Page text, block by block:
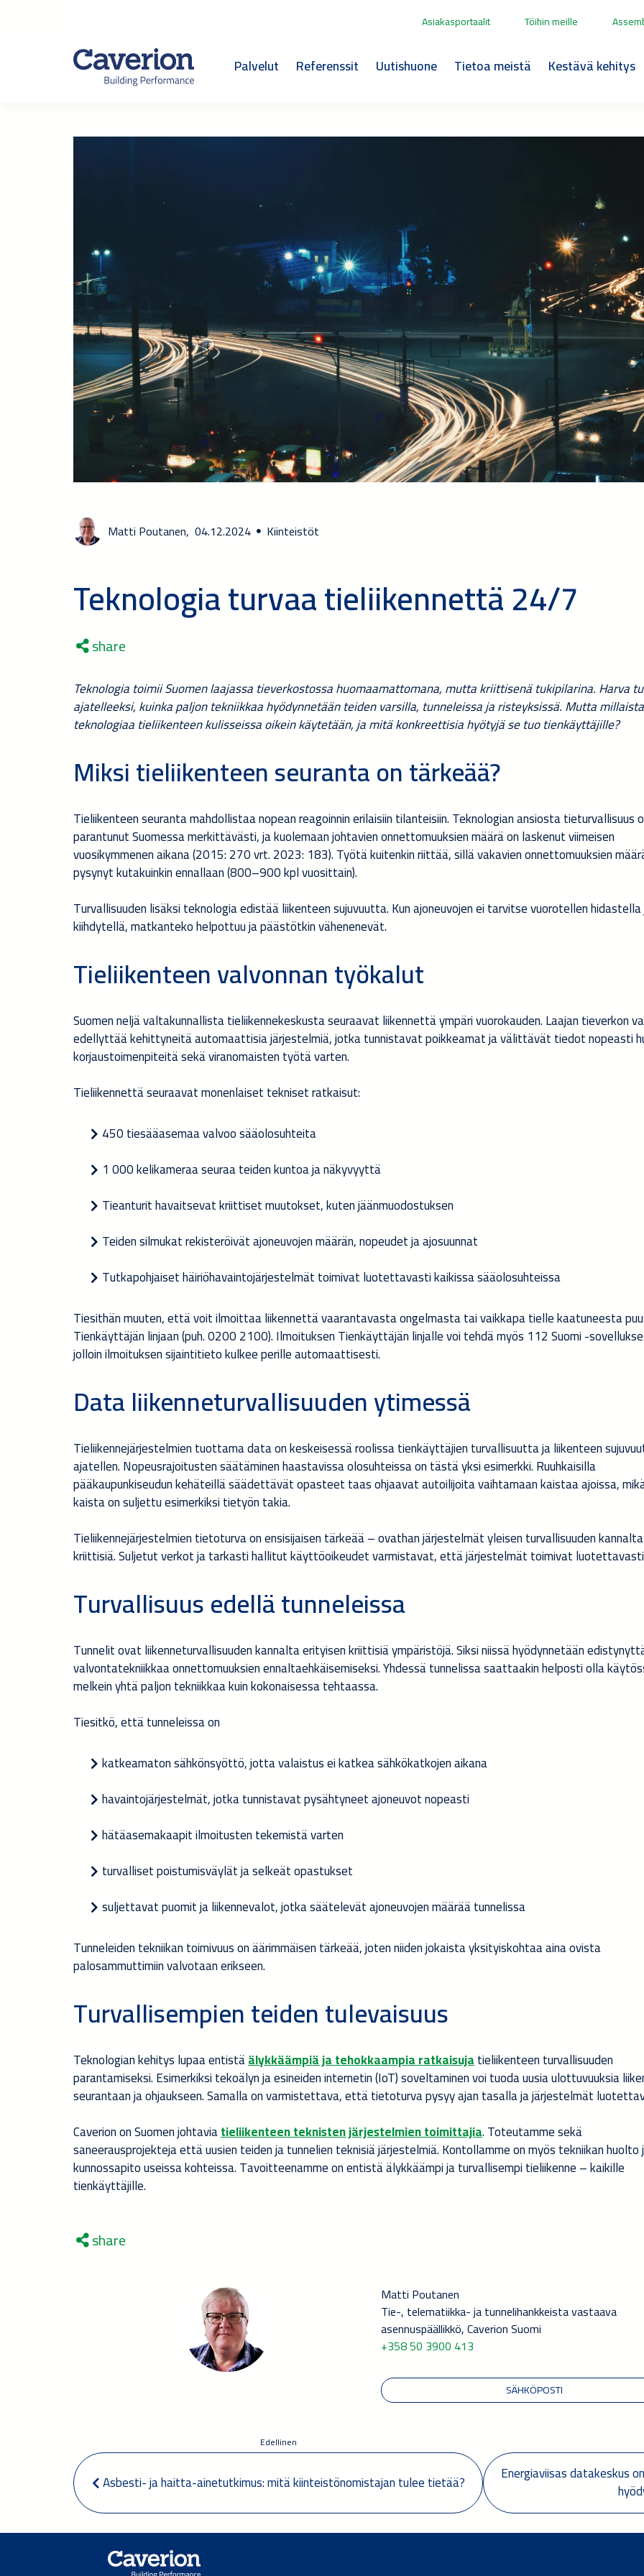
Asiakasportaalit Töihin meille
Palvelut Referenssit Uutishuone Tietoa meistä Kestävä kehitys
Matti Poutanen, 04.12.2024 Kiinteistöt
Teknologia turvaa tieliikennettä 24/7
share
Teknologia toimii Suomen laajassa tieverkostossa huomaamattomana, mutta kriittisenä tukipilarina. Harva
ajatelleeksi, kuinka paljon tekniikkaa hyödynnetään teiden varsilla, tunneleissa ja risteyksissä. Mutta millaista
teknologiaa tieliikenteen kulisseissa oikein käytetään, ja mitä konkreettisia hyötyjä se tuo tienkäyttäjille?
Miksi tieliikenteen seuranta on tärkeää?
Tieliikenteen seuranta mahdollistaa nopean reagoinnin erilaisiin tilanteisiin. Teknologian ansiosta tieturvallisuus
parantunut Suomessa merkittävästi, ja kuolemaan johtavien onnettomuuksien määrä on laskenut viimeisen
vuosikymmenen aikana (2015: 270 vrt. 2023: 183). Työtä kuitenkin riittää, sillä vakavien onnettomuuksien
pysynyt kutakuinkin ennallaan (800–900 kpl vuosittain).
Turvallisuuden lisäksi teknologia edistää liikenteen sujuvuutta. Kun ajoneuvojen ei tarvitse vuorotellen
kiihdytellä, matkanteko helpottuu ja päästötkin vähenenevät.
Tieliikenteen valvonnan työkalut
Suomen neljä valtakunnallista tieliikennekeskusta seuraavat liikennettä ympäri vuorokauden. Laajan tieverkon
edellyttää kehittyneitä automaattisia järjestelmiä, jotka tunnistavat poikkeamat ja välittävät tiedot nopeasti
korjaustoimenpiteitä sekä viranomaisten työtä varten.
Tieliikennettä seuraavat monenlaiset tekniset ratkaisut:
450 tiesääasemaa valvoo sääolosuhteita
1 000 kelikameraa seuraa teiden kuntoa ja näkyvyyttä
Tieanturit havaitsevat kriittiset muutokset, kuten jäänmuodostuksen
Teiden silmukat rekisteröivät ajoneuvojen määrän, nopeudet ja ajosuunnat
Tutkapohjaiset häiriöhavaintojärjestelmät toimivat luotettavasti kaikissa sääolosuhteissa
Tiesithän muuten, että voit ilmoittaa liikennettä vaarantavasta ongelmasta tai vaikkapa tielle kaatuneesta
Tienkäyttäjän linjaan (puh. 0200 2100). Ilmoituksen Tienkäyttäjän linjalle voi tehdä myös 112 Suomi -
jolloin ilmoituksen sijaintitieto kulkee perille automaattisesti.
Data liikenneturvallisuuden ytimessä
Tieliikennejärjestelmien tuottama data on keskeisessä roolissa tienkäyttäjien turvallisuutta ja liikenteen
ajatellen. Nopeusrajoitusten säätäminen haastavissa olosuhteissa on tästä yksi esimerkki. Ruuhkaisilla
pääkaupunkiseudun kehäteillä säädettävät opasteet taas ohjaavat autoilijoita vaihtamaan kaistaa ajoissa,
kaista on suljettu esimerkiksi tietyön takia.
Tieliikennejärjestelmien tietoturva on ensisijaisen tärkeää – ovathan järjestelmät yleisen turvallisuuden kannalta
kriittisiä. Suljetut verkot ja tarkasti hallitut käyttöoikeudet varmistavat, että järjestelmät toimivat
Turvallisuus edellä tunneleissa
Tunnelit ovat liikenneturvallisuuden kannalta erityisen kriittisiä ympäristöjä. Siksi niissä hyödynnetään
valvontatekniikkaa onnettomuuksien ennaltaehkäisemiseksi. Yhdessä tunnelissa saattaakin helposti olla
melkein yhtä paljon tekniikkaa kuin kokonaisessa tehtaassa.
Tiesitkö, että tunneleissa on
katkeamaton sähkönsyöttö, jotta valaistus ei katkea sähkökatkojen aikana
havaintojärjestelmät, jotka tunnistavat pysähtyneet ajoneuvot nopeasti
hätäasemakaapit ilmoitusten tekemistä varten
turvalliset poistumisväylät ja selkeät opastukset
suljettavat puomit ja liikennevalot, jotka säätelevät ajoneuvojen määrää tunnelissa
Tunneleiden tekniikan toimivuus on äärimmäisen tärkeää, joten niiden jokaista yksityiskohtaa aina ovista
palosammuttimiin valvotaan erikseen.
Turvallisempien teiden tulevaisuus
Teknologian kehitys lupaa entistäälykkäämpiä ja tehokkaampia ratkaisujatieliikenteen turvallisuuden
parantamiseksi. Esimerkiksi tekoälyn ja esineiden internetin (IoT) soveltaminen voi tuoda uusia ulottuvuuksia
seurantaan ja ohjaukseen. Samalla on varmistettava, että tietoturva pysyy ajan tasalla ja järjestelmät
Caverion on Suomen johtaviatieliikenteen teknisten järjestelmien toimittajia. Toteutamme sekä
saneerausprojekteja että uusien teiden ja tunnelien teknisiä järjestelmiä. Kontollamme on myös tekniikan huolto
kunnossapito useissa kohteissa. Tavoitteenamme on entistä älykkäämpi ja turvallisempi tieliikenne – kaikille
tienkäyttäjille.
share
Matti Poutanen
Tie-, telematiikka- ja tunnelihankkeista vastaava
asennuspäällikkö, Caverion Suomi
+358 50 3900 413
SÄHKÖPOSTI
Edellinen
Asbesti- ja haitta-ainetutkimus: mitä kiinteistönomistajan tulee tietää? Energiaviisas datakeskus